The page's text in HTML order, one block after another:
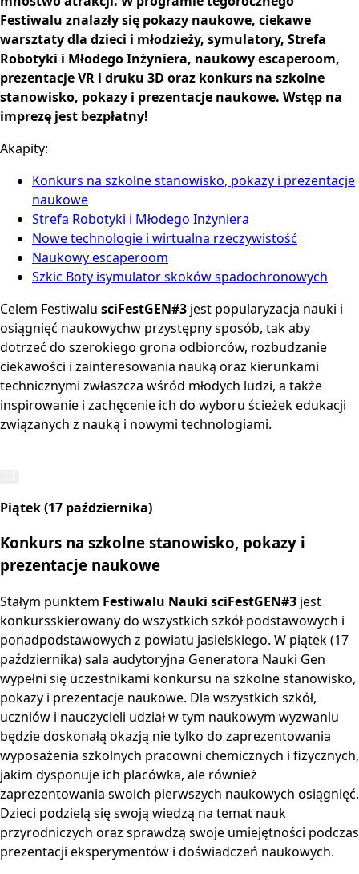
Festiwalu znalazły się pokazy naukowe, ciekawe
warsztaty dla dzieci i młodzieży, symulatory, Strefa
Robotyki i Młodego Inżyniera, naukowy escaperoom,
prezentacje VR i druku 3D oraz konkurs na szkolne
stanowisko, pokazy i prezentacje naukowe. Wstęp na
imprezę jest bezpłatny!
Akapity:
Konkurs na szkolne stanowisko, pokazy i prezentacje
naukowe
Strefa Robotyki i Młodego Inżyniera
Nowe technologie i wirtualna rzeczywistość
Naukowy escaperoom
Szkic Boty isymulator skoków spadochronowych
Celem Festiwalu sciFestGEN#3 jest popularyzacja nauki i
osiągnięć naukowychw przystępny sposób, tak aby
dotrzeć do szerokiego grona odbiorców, rozbudzanie
ciekawości i zainteresowania nauką oraz kierunkami
technicznymi zwłaszcza wśród młodych ludzi, a także
inspirowanie i zachęcenie ich do wyboru ścieżek edukacji
związanych z nauką i nowymi technologiami.
Piątek (17 października)
Konkurs na szkolne stanowisko, pokazy i
prezentacje naukowe
Stałym punktem Festiwalu Nauki sciFestGEN#3 jest
konkursskierowany do wszystkich szkół podstawowych i
ponadpodstawowych z powiatu jasielskiego. W piątek (17
października) sala audytoryjna Generatora Nauki Gen
wypełni się uczestnikami konkursu na szkolne stanowisko,
pokazy i prezentacje naukowe. Dla wszystkich szkół,
uczniów i nauczycieli udział w tym naukowym wyzwaniu
będzie doskonałą okazją nie tylko do zaprezentowania
wyposażenia szkolnych pracowni chemicznych i fizycznych,
jakim dysponuje ich placówka, ale również
zaprezentowania swoich pierwszych naukowych osiągnięć.
Dzieci podzielą się swoją wiedzą na temat nauk
przyrodniczych oraz sprawdzą swoje umiejętności podczas
prezentacji eksperymentów i doświadczeń naukowych.